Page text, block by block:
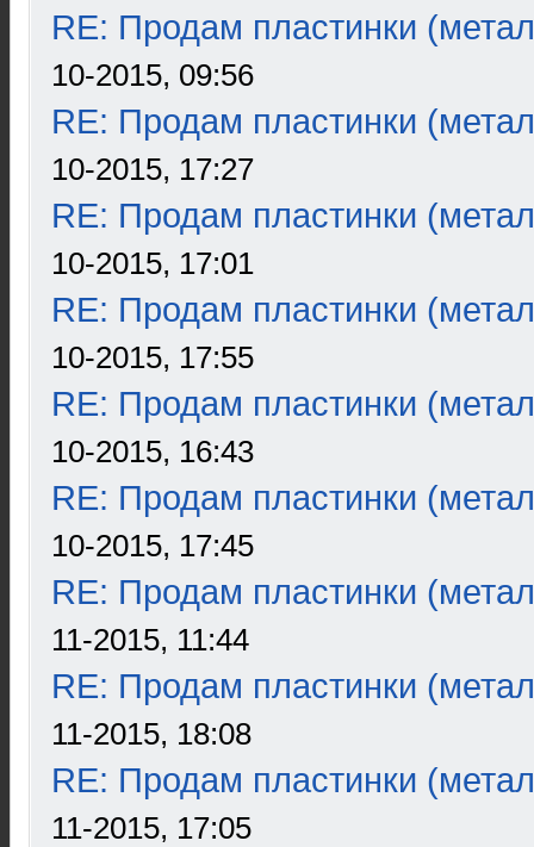
RE: Продам пластинки
10-2015, 09:56
RE: Продам пластинки
10-2015, 17:27
RE: Продам пластинки
10-2015, 17:01
RE: Продам пластинки
10-2015, 17:55
RE: Продам пластинки
10-2015, 16:43
RE: Продам пластинки
10-2015, 17:45
RE: Продам пластинки
11-2015, 11:44
RE: Продам пластинки
11-2015, 18:08
RE: Продам пластинки
11-2015, 17:05